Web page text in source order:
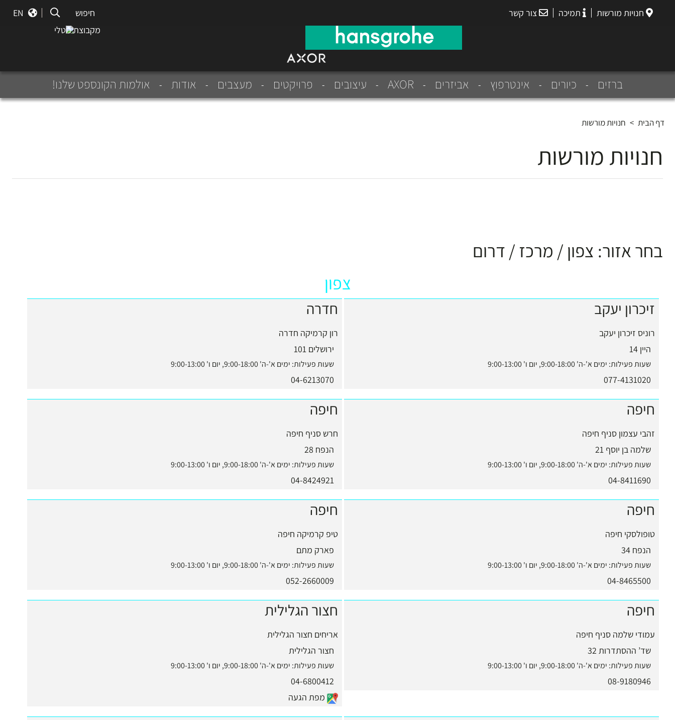
חנויות מורשות תמיכה צור קשר חיפוש
EN
מקבוצת נוטלי
ברזים כיורים אינטרפוץ אביזרים AXOR עיצובים פרויקטים מעצבים אודות אולמות הקונספט שלנו!
דף הבית > חנויות מורשות
חנויות מורשות
בחר אזור: צפון/ מרכז/ דרום
צפון
זיכרון יעקב
רוניס זיכרון יעקב
היין 14
שעות פעילות: ימים א'-ה' 9:00-18:00, יום ו' 9:00-13:00
077-4131020
חדרה
רון קרמיקה חדרה
ירושלים 101
שעות פעילות: ימים א'-ה' 9:00-18:00, יום ו' 9:00-13:00
04-6213070
חיפה
זהבי עצמון סניף חיפה
שלמה בן יוסף 21
שעות פעילות: ימים א'-ה' 9:00-18:00, יום ו' 9:00-13:00
04-8411690
חיפה
חרש סניף חיפה
הנפח 28
שעות פעילות: ימים א'-ה' 9:00-18:00, יום ו' 9:00-13:00
04-8424921
חיפה
טופולסקי חיפה
הנפח 34
שעות פעילות: ימים א'-ה' 9:00-18:00, יום ו' 9:00-13:00
04-8465500
חיפה
טיפ קרמיקה חיפה
פארק מתם
שעות פעילות: ימים א'-ה' 9:00-18:00, יום ו' 9:00-13:00
052-2660009
חיפה
עמודי שלמה סניף חיפה
שד’ ההסתדרות 32
שעות פעילות: ימים א'-ה' 9:00-18:00, יום ו' 9:00-13:00
08-9180946
חצור הגלילית
אריחים חצור הגלילית
חצור הגלילית
שעות פעילות: ימים א'-ה' 9:00-18:00, יום ו' 9:00-13:00
04-6800412
מפת הגעה